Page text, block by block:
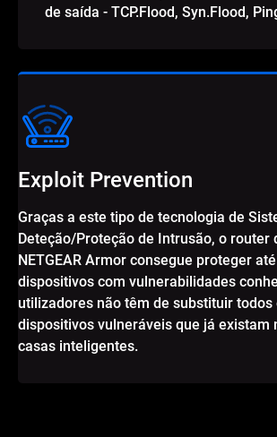
de saída - TCP.Flood, Syn.Flood,
Exploit Prevention
Graças a este tipo de tecnologia de
Deteção/Proteção de Intrusão, o router
NETGEAR Armor consegue proteger
dispositivos com vulnerabilidades
utilizadores não têm de substituir todos
dispositivos vulneráveis que já existam
casas inteligentes.